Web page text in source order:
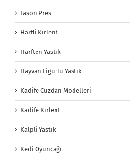
Fason Pres
Harfli Kırlent
Harften Yastık
Hayvan Figürlü Yastık
Kadife Cüzdan Modelleri
Kadife Kırlent
Kalpli Yastık
Kedi Oyuncağı